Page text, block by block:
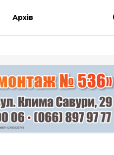
Архів